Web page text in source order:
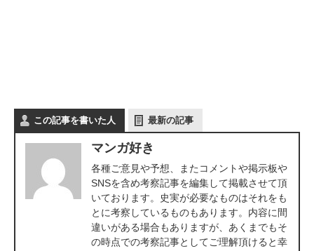
この記事を書いた人 最新の記事
マンガ好き
各種ご意見や予想、またコメントや掲示板や
SNSを含め考察記事を編集して掲載させて頂
いております。史実が必要なものはそれをも
とに考察しているものもあります。内容に間
違いがある場合もありますが、あくまでもそ
の時点での考察記事としてご理解頂けると幸